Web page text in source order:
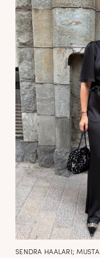
SENDRA HAALARI; MUSTA